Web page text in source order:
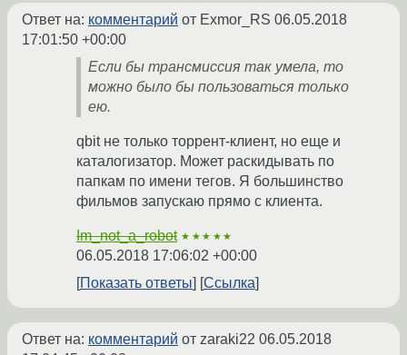
Ответ на: комментарий от Exmor_RS 06.05.2018
17:01:50 +00:00
Если бы трансмиссия так умела, то
можно было бы пользоваться только
ею.
qbit не только торрент-клиент, но еще и
каталогизатор. Может раскидывать по
папкам по имени тегов. Я большинство
фильмов запускаю прямо с клиента.
Im_not_a_robot ★★★★★
06.05.2018 17:06:02 +00:00
Показать ответы
Ссылка
Ответ на: комментарий от zaraki22 06.05.2018